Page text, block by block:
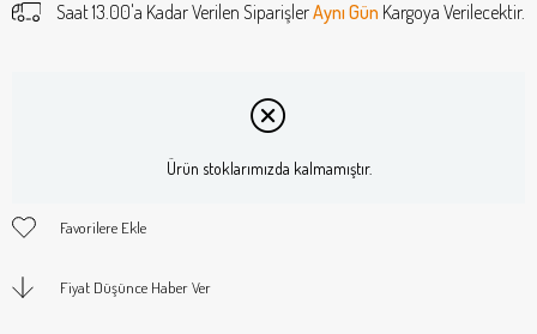
Saat 13.00'a Kadar Verilen SiparişlerAynı Gün Kargoya Verilecektir.
Ürün stoklarımızda kalmamıştır.
Favorilere Ekle
Fiyat Düşünce Haber Ver